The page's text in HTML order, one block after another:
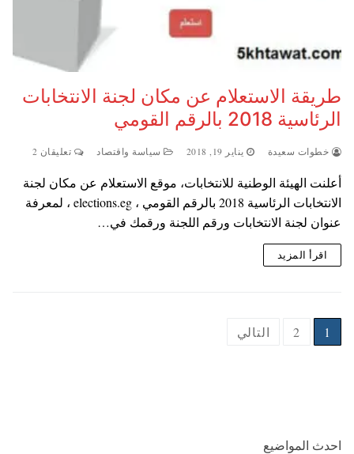
طريقة الاستعلام عن مكان لجنة الانتخابات
الرئاسية 2018 بالرقم القومي
خطوات سعيدة يناير 19, 2018 سياسة واقتصاد تعليقان 2
أعلنت الهيئة الوطنية للانتخابات، موقع الاستعلام عن مكان لجنة
الانتخابات الرئاسية 2018 بالرقم القومي ، elections.eg ، لمعرفة
عنوان لجنة الانتخابات ورقم اللجنة ورقمك في…
اقرأ المزيد
Posts
1
2 التالي
احدث المواضيع